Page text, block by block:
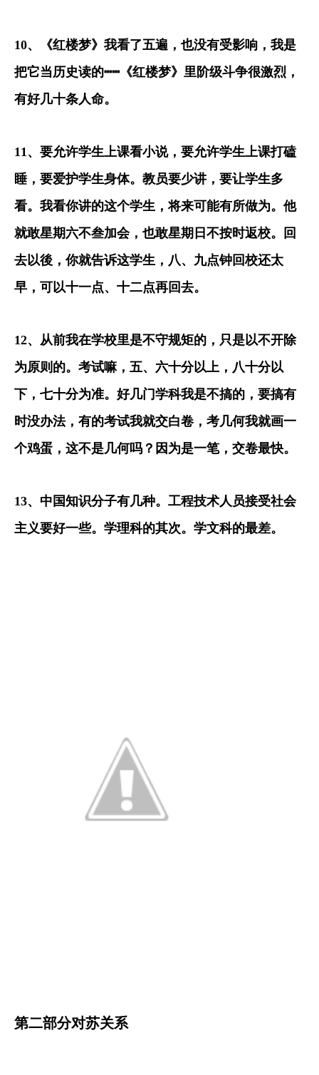
10、《红楼梦》我看了五遍，也没有受影响，我是
把它当历史读的┅┅ 《红楼梦》里阶级斗争很激烈，
有好几十条人命。
11、要允许学生上课看小说，要允许学生上课打磕
睡，要爱护学生身体。教员要少讲，要让学生多
看。我看你讲的这个学生，将来可能有所做为。他
就敢星期六不叁加会，也敢星期日不按时返校。回
去以後，你就告诉这学生，八、九点钟回校还太
早，可以十一点、十二点再回去。
12、从前我在学校里是不守规矩的，只是以不开除
为原则的。考试嘛，五、六十分以上，八十分以
下，七十分为准。好几门学科我是不搞的，要搞有
时没办法，有的考试我就交白卷，考几何我就画一
个鸡蛋，这不是几何吗？因为是一笔，交卷最快。
13、中国知识分子有几种。工程技术人员接受社会
主义要好一些。学理科的其次。学文科的最差。
第二部分对苏关系